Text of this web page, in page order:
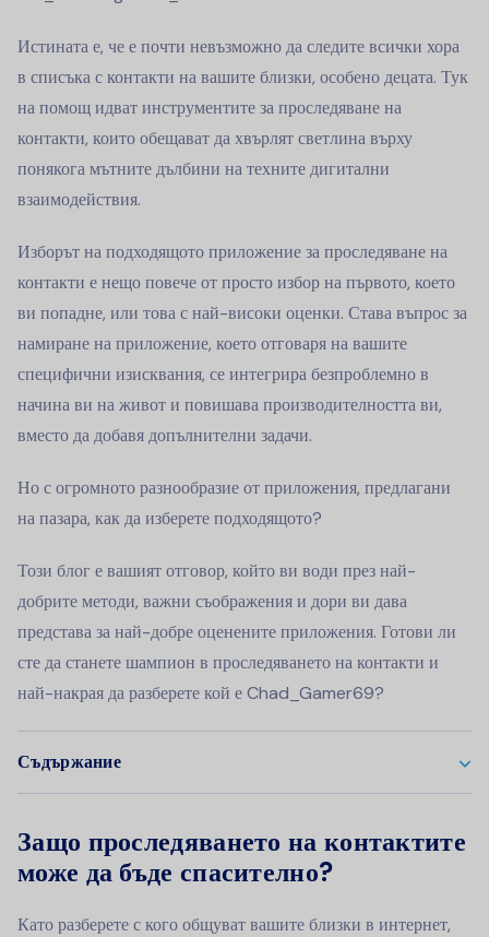
Истината е, че е почти невъзможно да следите всички хора
в списъка с контакти на вашите близки, особено децата. Тук
на помощ идват инструментите за проследяване на
контакти, които обещават да хвърлят светлина върху
понякога мътните дълбини на техните дигитални
взаимодействия.
Изборът на подходящото приложение за проследяване на
контакти е нещо повече от просто избор на първото, което
ви попадне, или това с най-високи оценки. Става въпрос за
намиране на приложение, което отговаря на вашите
специфични изисквания, се интегрира безпроблемно в
начина ви на живот и повишава производителността ви,
вместо да добавя допълнителни задачи.
Но с огромното разнообразие от приложения, предлагани
на пазара, как да изберете подходящото?
Този блог е вашият отговор, който ви води през най-
добрите методи, важни съображения и дори ви дава
представа за най-добре оценените приложения. Готови ли
сте да станете шампион в проследяването на контакти и
най-накрая да разберете кой е Chad_Gamer69?
Съдържание
Защо проследяването на контактите
може да бъде спасително?
Като разберете с кого общуват вашите близки в интернет,